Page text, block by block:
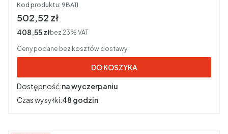
Kod produktu: 9BA11
Cena brutto
502,52 zł
Cena netto
408,55 złbez 23% VAT
Ceny podane bez kosztów dostawy.
DO KOSZYKA
Dostępność:na wyczerpaniu
Czas wysyłki:48 godzin